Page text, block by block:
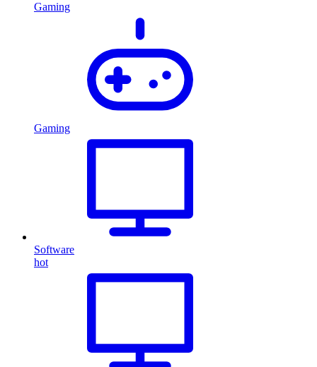
Gaming
Gaming
Software
hot